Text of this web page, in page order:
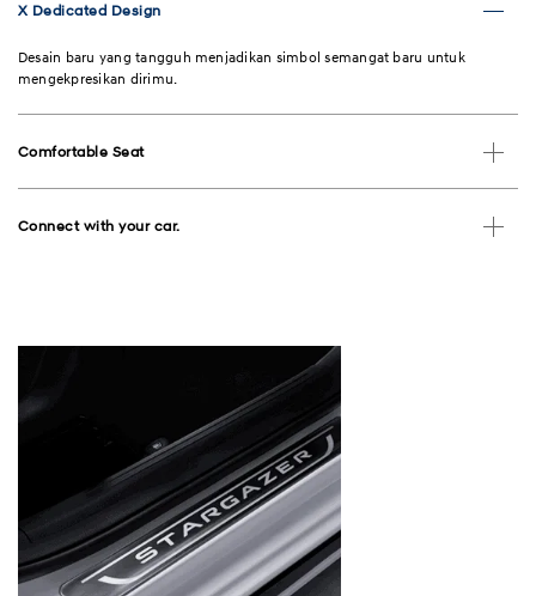
X Dedicated Design
Desain baru yang tangguh menjadikan simbol semangat baru untuk
mengekpresikan dirimu.
Comfortable Seat
Connect with your car.